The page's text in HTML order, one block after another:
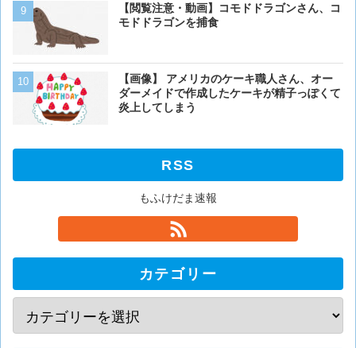
【閲覧注意・動画】コモドドラゴンさん、コ
モドドラゴンを捕食
【画像】 アメリカのケーキ職人さん、オー
ダーメイドで作成したケーキが精子っぽくて
炎上してしまう
ベーリング海のカニ漁「
死亡率は0.02％です」←意
【閲覧注意・動画】コモド
モドドラゴンを捕食
RSS
もふけだま速報
カテゴリー